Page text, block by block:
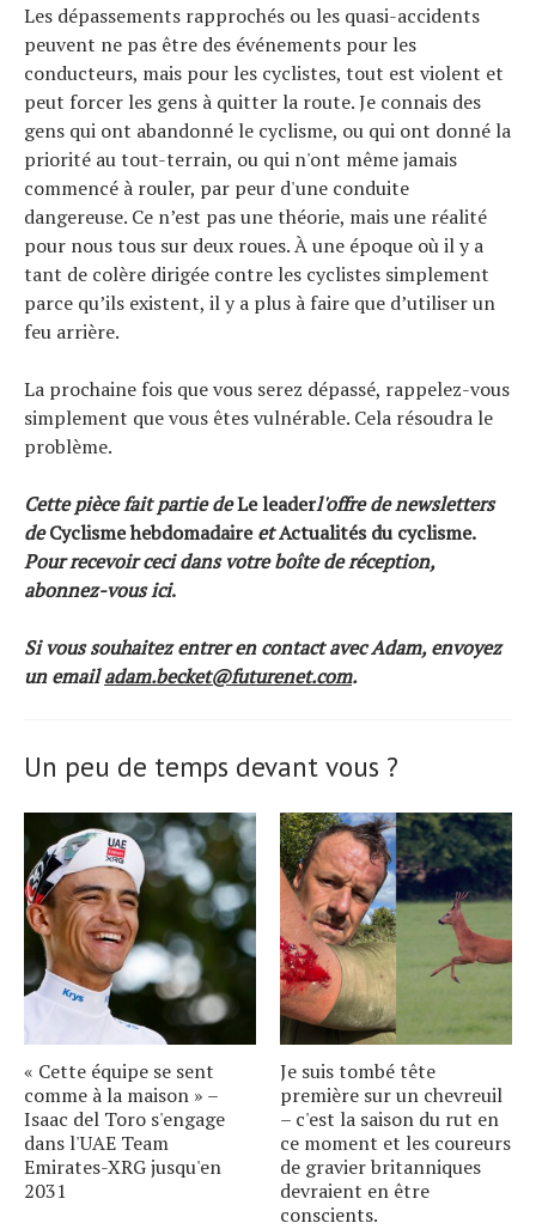
Les dépassements rapprochés ou les quasi-accidents
peuvent ne pas être des événements pour les
conducteurs, mais pour les cyclistes, tout est violent et
peut forcer les gens à quitter la route. Je connais des
gens qui ont abandonné le cyclisme, ou qui ont donné la
priorité au tout-terrain, ou qui n'ont même jamais
commencé à rouler, par peur d'une conduite
dangereuse. Ce n’est pas une théorie, mais une réalité
pour nous tous sur deux roues. À une époque où il y a
tant de colère dirigée contre les cyclistes simplement
parce qu’ils existent, il y a plus à faire que d’utiliser un
feu arrière.
La prochaine fois que vous serez dépassé, rappelez-vous
simplement que vous êtes vulnérable. Cela résoudra le
problème.
Cette pièce fait partie deLe leaderl'offre de newsletters
deCyclisme hebdomadaireetActualités du cyclisme.
Pour recevoir ceci dans votre boîte de réception,
abonnez-vous ici.
Si vous souhaitez entrer en contact avec Adam, envoyez
un emailadam.becket@futurenet.com.
Un peu de temps devant vous ?
« Cette équipe se sent
comme à la maison » –
Isaac del Toro s'engage
dans l'UAE Team
Emirates-XRG jusqu'en
2031
Je suis tombé tête
première sur un chevreuil
– c'est la saison du rut en
ce moment et les coureurs
de gravier britanniques
devraient en être
conscients.